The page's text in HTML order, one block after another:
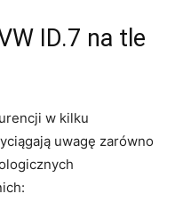
ID.7 na tle
w kilku
uwagę zarówno